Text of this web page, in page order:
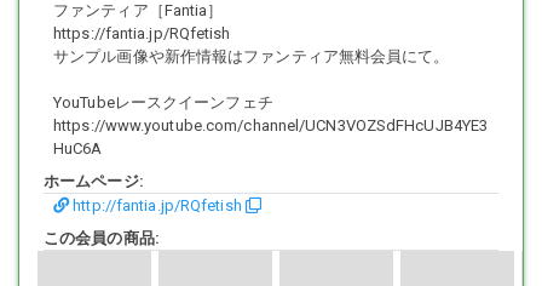
かさ。
「レースクイーンフェチ」お得意の超ローアングルからのパンチラXX
も行っております。
収録の動画は1,920*1,080ピクセル(フルハイビジョンサイズ)ビットレ
ート15Mbps。
「コスチュームの素材感」「ストッキングの縫い目」「柔らかい肌の
ブルーレイ同等の高解像度セクシーRQムービーには興奮しませんか？
ファンティア［Fantia］
https://fantia.jp/RQfetish
サンプル画像や新作情報はファンティア無料会員にて。
YouTubeレースクイーンフェチ
https://www.youtube.com/channel/UCN3VOZSdFHcUJB4YE3
HuC6A
ホームページ:
http://fantia.jp/RQfetish
この会員の商品: